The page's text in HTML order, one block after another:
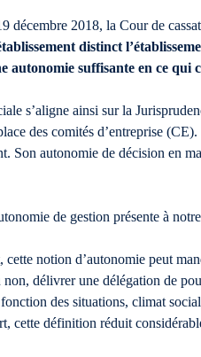
décembre 2018, la Cour de
distinct
autonomie suffisante en ce qui
s’aligne ainsi sur la
des comités d’entreprise
Son autonomie de décision en
de gestion présente à
cette notion d’autonomie peut
délivrer une délégation de
des situations, climat
cette définition réduit